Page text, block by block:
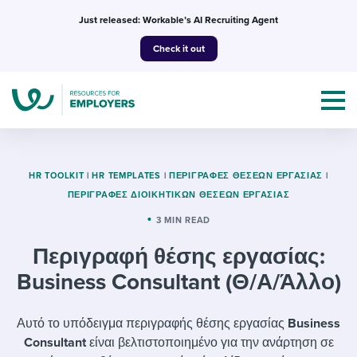
Just released: Workable’s AI Recruiting Agent
Check it out
Topics
Mobilizing AI in my work
Templates & Guides
I WANT...
I’m a jobseeker
Attend webinars & events
HR TOOLKIT | HR TEMPLATES | ΠΕΡΙΓΡΑΦΈΣ ΘΈΣΕΩΝ ΕΡΓΑΣΊΑΣ |
ΠΕΡΙΓΡΑΦΈΣ ΔΙΟΙΚΗΤΙΚΏΝ ΘΈΣΕΩΝ ΕΡΓΑΣΊΑΣ
3 MIN READ
Περιγραφή θέσης εργασίας:
Business Consultant (Θ/Α/Άλλο)
Αυτό το υπόδειγμα περιγραφής θέσης εργασίας Business
Consultantείναι βελτιστοποιημένο για την ανάρτηση σε